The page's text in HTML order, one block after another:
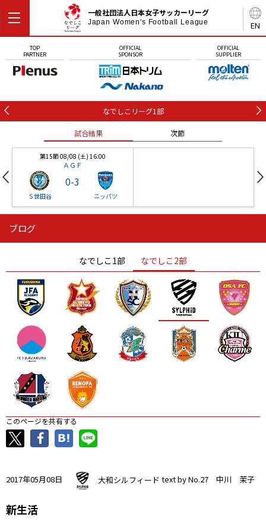
EN
一般社団法人日本女子サッカーリーグ
Japan Women's Football League
TOP
PARTNER
OFFICIAL
SPONSOR
OFFICIAL
SUPPLIER
なでしこリーグ1部
試合結果 次節
第15節 08/08 (土) 16:00
ＡＧＦ
Ｓ世田谷
0-3
ニッパツ
ニッパツ
ニッパツ 名古屋
石人の星
静岡 愛媛Ｌ
ブログ
なでしこ1部 なでしこ2部
このページを共有する
2017年05月08日 大和シルフィード text by No.27 中川 茉子
新生活